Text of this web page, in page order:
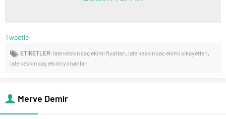
Tweetle
ETİKETLER: lale keskin saç ekimi fiyatları, lale keskin saç ekimi şikayetleri,
lale keskin saç ekimi yorumları
Merve Demir